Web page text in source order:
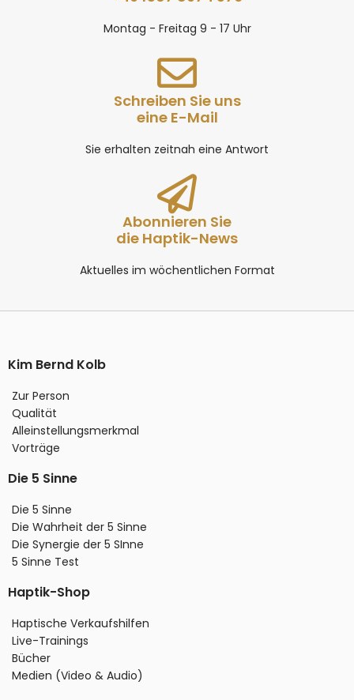
Montag - Freitag 9 - 17 Uhr
Schreiben Sie uns
eine E-Mail
Sie erhalten zeitnah eine Antwort
Abonnieren Sie
die Haptik-News
Aktuelles im wöchentlichen Format
Kim Bernd Kolb
Zur Person
Qualität
Alleinstellungsmerkmal
Vorträge
Die 5 Sinne
Die 5 Sinne
Die Wahrheit der 5 Sinne
Die Synergie der 5 SInne
5 Sinne Test
Haptik-Shop
Haptische Verkaufshilfen
Live-Trainings
Bücher
Medien (Video & Audio)